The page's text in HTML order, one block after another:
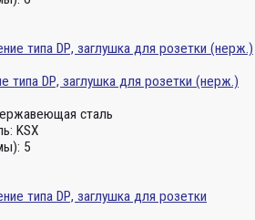
типа DР, заглушка для розетки (нерж.)
сталь
KSX
5